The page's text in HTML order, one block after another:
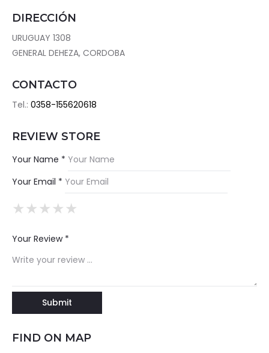
DIRECCIÓN
URUGUAY 1308
GENERAL DEHEZA, CORDOBA
CONTACTO
Tel.: 0358-155620618
REVIEW STORE
Your Name *
Your Email *
★
★★
★★★
★★★★
★★★★★
Your Review *
FIND ON MAP